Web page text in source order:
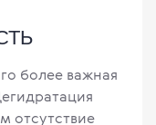
более важная
отсутствие